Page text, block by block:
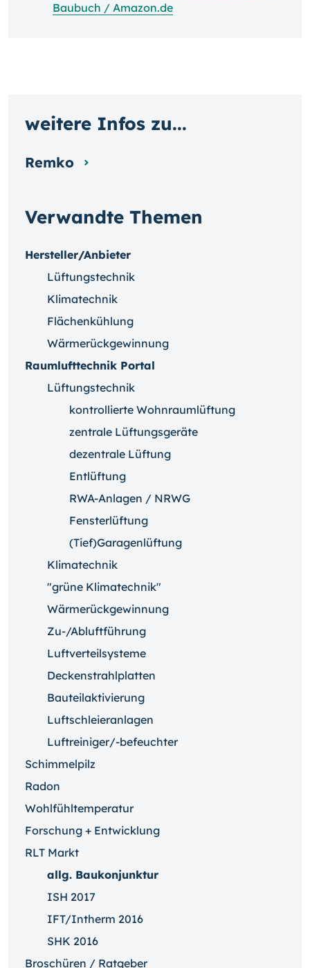
Baubuch / Amazon.de
Verwandte Themen
Hersteller/Anbieter
Lüftungstechnik
Klimatechnik
Flächenkühlung
Wärmerückgewinnung
Raumlufttechnik Portal
Lüftungstechnik
kontrollierte Wohnraumlüftung
zentrale Lüftungsgeräte
dezentrale Lüftung
Entlüftung
RWA-Anlagen / NRWG
Fensterlüftung
(Tief)Garagenlüftung
Klimatechnik
"grüne Klimatechnik"
Wärmerückgewinnung
Zu-/Abluftführung
Luftverteilsysteme
Deckenstrahlplatten
Bauteilaktivierung
Luftschleieranlagen
Luftreiniger/-befeuchter
Schimmelpilz
Radon
Wohlfühltemperatur
Forschung + Entwicklung
RLT Markt
allg. Baukonjunktur
ISH 2017
IFT/Intherm 2016
SHK 2016
Broschüren / Ratgeber
weitere Infos zu...
Remko